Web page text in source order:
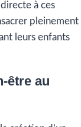
à ces
pleinement
leurs enfants
être au